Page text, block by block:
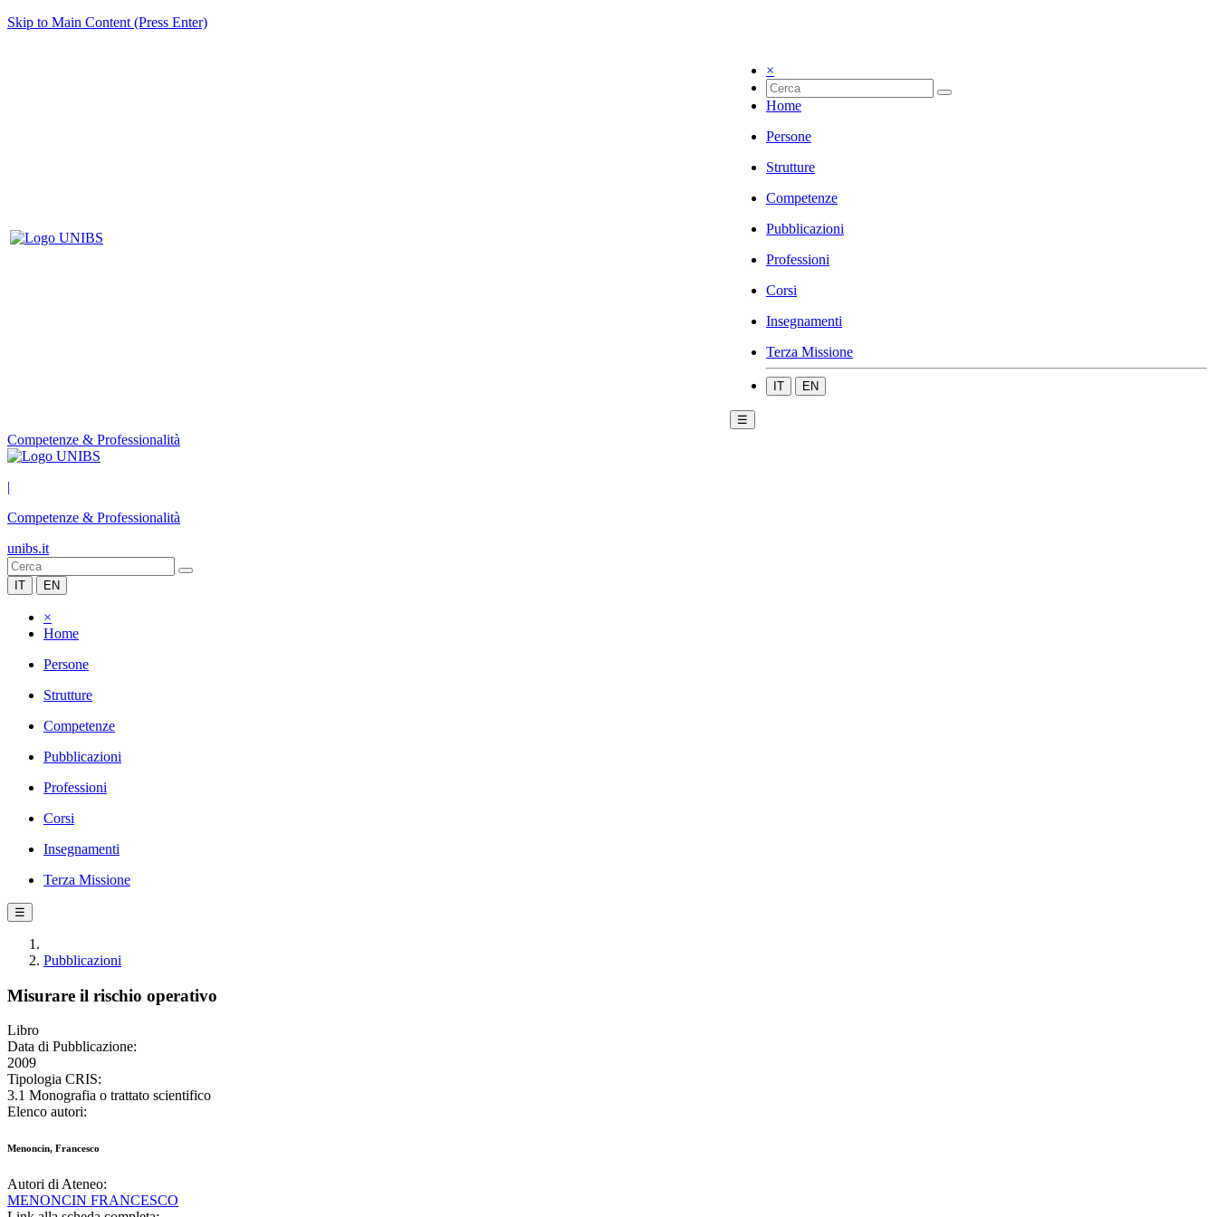
Skip to Main Content (Press Enter)
×
Home
Persone
Strutture
Competenze
Pubblicazioni
Professioni
Corsi
Insegnamenti
Terza Missione
IT EN
☰
Competenze & Professionalità
|
Competenze & Professionalità
unibs.it
IT EN
×
Home
Persone
Strutture
Competenze
Pubblicazioni
Professioni
Corsi
Insegnamenti
Terza Missione
☰
Pubblicazioni
Misurare il rischio operativo
Libro
Data di Pubblicazione:
2009
Tipologia CRIS:
3.1 Monografia o trattato scientifico
Elenco autori:
Menoncin, Francesco
Autori di Ateneo:
MENONCIN FRANCESCO